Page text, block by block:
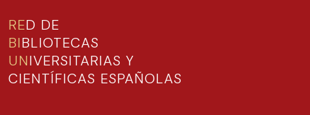
RED DE
BIBLIOTECAS
UNIVERSITARIAS Y
CIENTÍFICAS ESPAÑOLAS